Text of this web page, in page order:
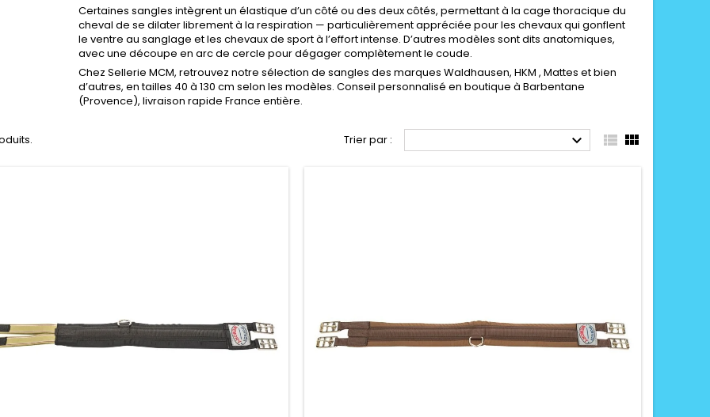
Certaines sangles intègrent un élastique d’un côté ou des deux côtés, permettant à la cage thoracique du
cheval de se dilater librement à la respiration — particulièrement appréciée pour les chevaux qui gonflent
le ventre au sanglage et les chevaux de sport à l’effort intense. D’autres modèles sont dits anatomiques,
avec une découpe en arc de cercle pour dégager complètement le coude.
Chez Sellerie MCM, retrouvez notre sélection de sangles des marques Waldhausen, HKM , Mattes et bien
d’autres, en tailles 40 à 130 cm selon les modèles. Conseil personnalisé en boutique à Barbentane
(Provence), livraison rapide France entière.
Trier par :   